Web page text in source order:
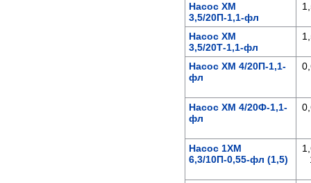
Насос ХМ
3,5/20П-1,1-фл
Насос ХМ
3,5/20Т-1,1-фл
Насос ХМ 4/20П-1,1-
фл
Насос ХМ 4/20Ф-1,1-
фл
Насос 1ХМ
6,3/10П-0,55-фл (1,5)